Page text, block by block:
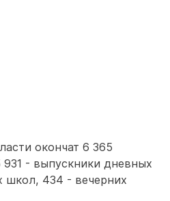
окончат 6 365
- выпускники дневных
школ, 434 - вечерних